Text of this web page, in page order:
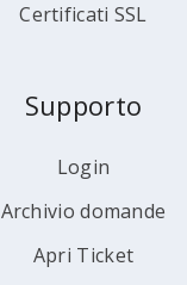
Certificati SSL
Supporto
Login
Archivio domande
Apri Ticket